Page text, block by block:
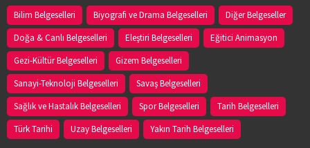
Bilim Belgeselleri Biyografi ve Drama Belgeselleri
Diğer Belgeseller
Doğa & Canlı Belgeselleri
Eleştiri Belgeselleri
Eğitici Animasyon
Gezi-Kültür Belgeselleri
Gizem Belgeselleri
Sanayi-Teknoloji Belgeselleri
Savaş Belgeselleri
Sağlık ve Hastalık Belgeselleri
Spor Belgeselleri
Tarih Belgeselleri
Türk Tarihi
Uzay Belgeselleri Yakın Tarih Belgeselleri